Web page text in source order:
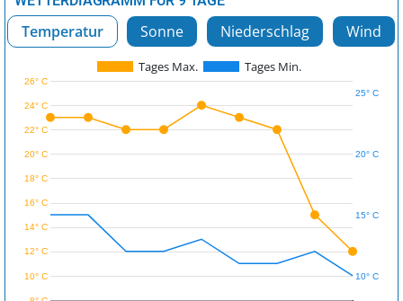
Temperatur Sonne Niederschlag Wind
Tages Max. Tages Min.
8° C
10° C
12° C
14° C
16° C
18° C
20° C
22° C
24° C
26° C
10° C
15° C
20° C
25° C